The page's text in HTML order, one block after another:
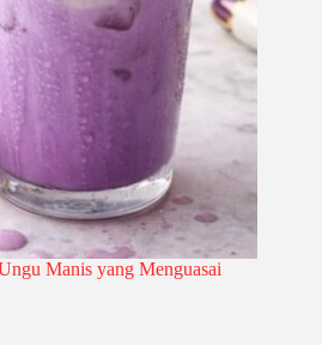
Manis yang Menguasai